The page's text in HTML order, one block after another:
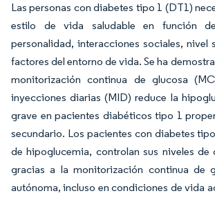
Las personas con diabetes tipo 1 (DT1)
estilo de vida saludable en función
personalidad, interacciones sociales, nivel
factores del entorno de vida. Se ha
monitorización continua de glucosa
inyecciones diarias (MID) reduce la
grave en pacientes diabéticos tipo 1
secundario. Los pacientes con diabetes
de hipoglucemia, controlan sus niveles de
gracias a la monitorización continua de
autónoma, incluso en condiciones de vida